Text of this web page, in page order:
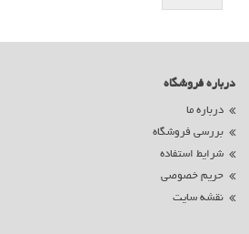
درباره فروشگاه
درباره ما
بررسی فروشگاه
شرایط استفاده
حریم خصوصی
نقشه سایت